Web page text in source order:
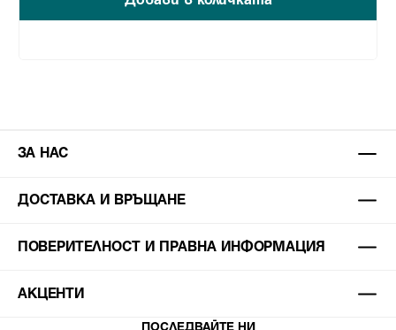
ЗА НАС
ДОСТАВКА И ВРЪЩАНЕ
ПОВЕРИТЕЛНОСТ И ПРАВНА ИНФОРМАЦИЯ
АКЦЕНТИ